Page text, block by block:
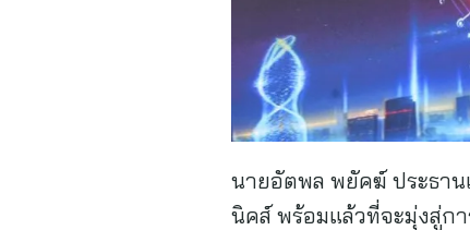
นายอัตพล พยัคฆ์ ประธาน
นิคส์ พร้อมแล้วที่จะมุ่งสู่ก